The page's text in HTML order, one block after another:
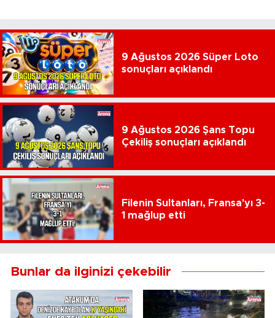
9 Ağustos 2026 Süper Loto
sonuçları açıklandı
9 Ağustos 2026 Şans Topu
Çekiliş sonuçları açıklandı
Filenin Sultanları, Fransa'yı 3-
1 mağlup etti
Bunlar da ilginizi çekebilir